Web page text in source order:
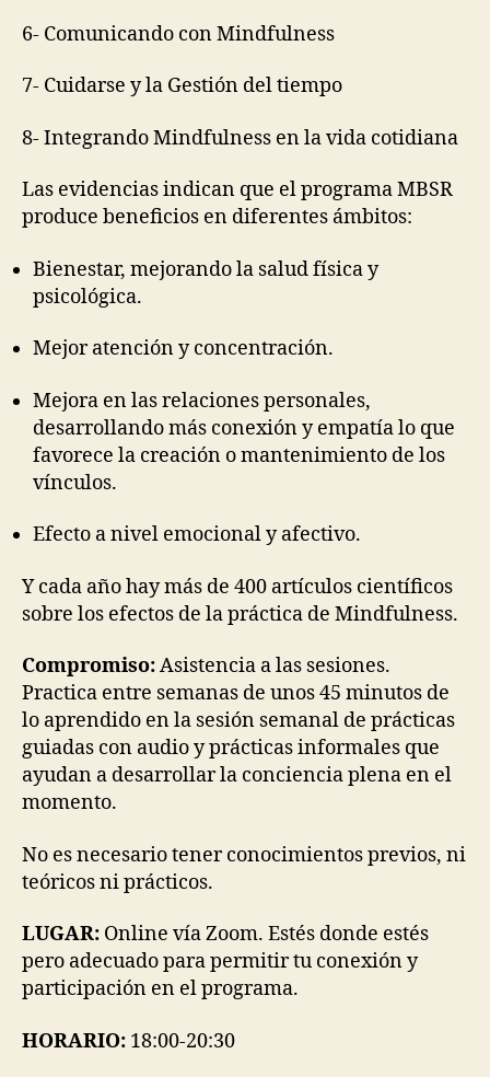
6- Comunicando con Mindfulness
7- Cuidarse y la Gestión del tiempo
8- Integrando Mindfulness en la vida cotidiana
Las evidencias indican que el programa MBSR
produce beneficios en diferentes ámbitos:
Bienestar, mejorando la salud física y
psicológica.
Mejor atención y concentración.
Mejora en las relaciones personales,
desarrollando más conexión y empatía lo que
favorece la creación o mantenimiento de los
vínculos.
Efecto a nivel emocional y afectivo.
Y cada año hay más de 400 artículos científicos
sobre los efectos de la práctica de Mindfulness.
Compromiso:Asistencia a las sesiones.
Practica entre semanas de unos 45 minutos de
lo aprendido en la sesión semanal de prácticas
guiadas con audio y prácticas informales que
ayudan a desarrollar la conciencia plena en el
momento.
No es necesario tener conocimientos previos, ni
teóricos ni prácticos.
LUGAR: Online vía Zoom. Estés donde estés
pero adecuado para permitir tu conexión y
participación en el programa.
HORARIO: 18:00-20:30